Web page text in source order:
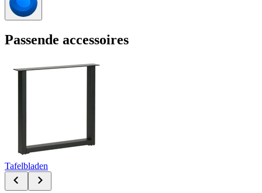
Passende accessoires
Tafelbladen